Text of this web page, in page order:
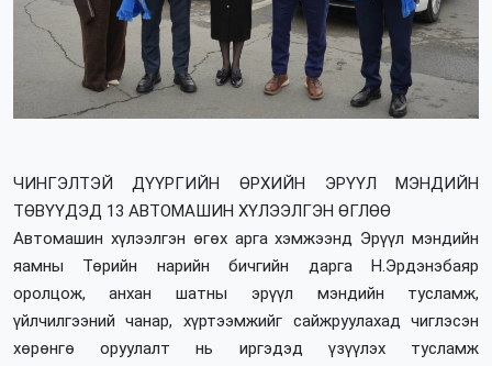
ЧИНГЭЛТЭЙ ДҮҮРГИЙН ӨРХИЙН ЭРҮҮЛ МЭНДИЙН
ТӨВҮҮДЭД 13 АВТОМАШИН ХҮЛЭЭЛГЭН ӨГЛӨӨ
Автомашин хүлээлгэн өгөх арга хэмжээнд Эрүүл мэндийн
яамны Төрийн нарийн бичгийн дарга Н.Эрдэнэбаяр
оролцож, анхан шатны эрүүл мэндийн тусламж,
үйлчилгээний чанар, хүртээмжийг сайжруулахад чиглэсэн
хөрөнгө оруулалт нь иргэдэд үзүүлэх тусламж